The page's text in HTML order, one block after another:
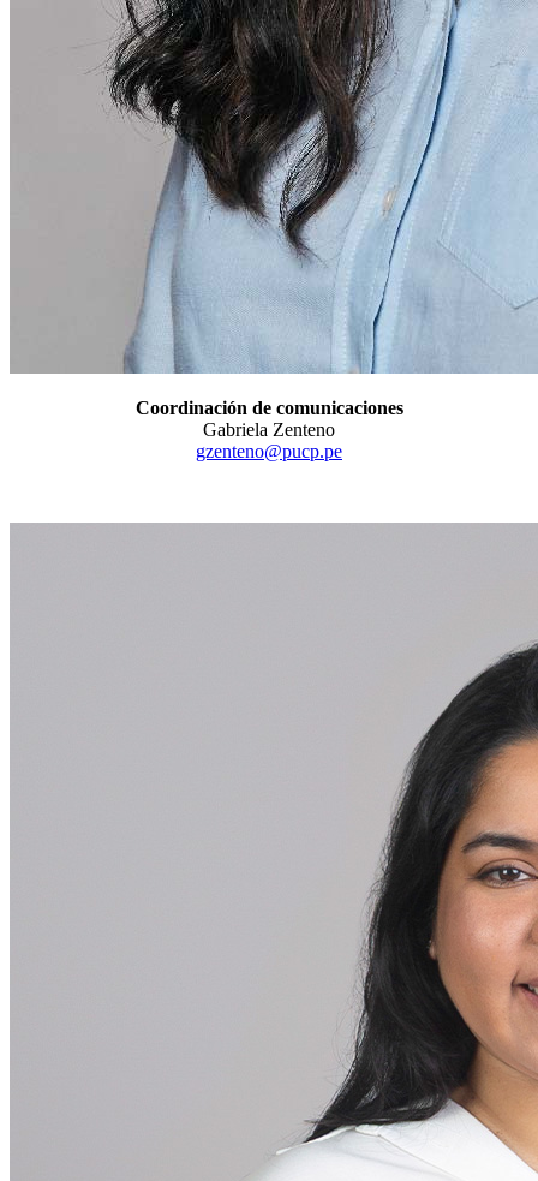
Coordinación de comunicaciones
Gabriela Zenteno
gzenteno@pucp.pe